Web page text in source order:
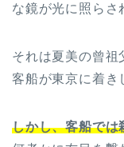
な鏡が光に照らさ
それは夏美の曾祖
客船が東京に着き
しかし、客船では